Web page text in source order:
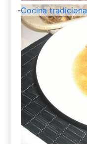
-Cocina